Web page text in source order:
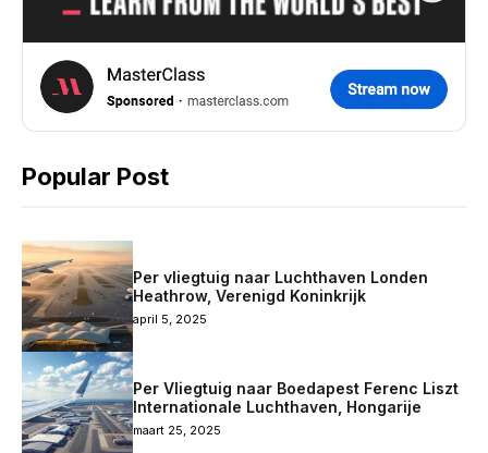
Popular Post
Per vliegtuig naar Luchthaven Londen
Heathrow, Verenigd Koninkrijk
april 5, 2025
Per Vliegtuig naar Boedapest Ferenc Liszt
Internationale Luchthaven, Hongarije
maart 25, 2025